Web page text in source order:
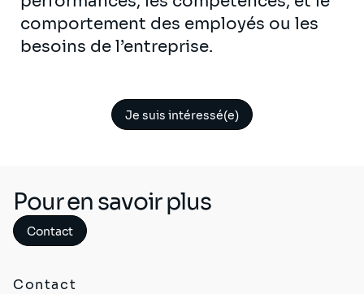
comportement des employés ou les
besoins de l’entreprise.
Je suis intéressé(e)
Pour en savoir plus
Contact
Contact